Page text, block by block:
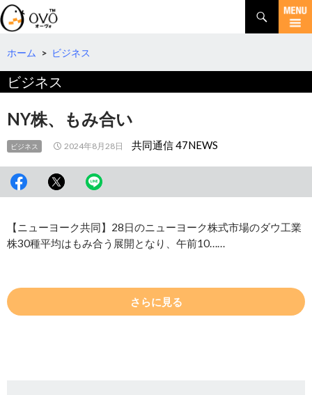
検
索
コ
テ
へ
移
動
ホーム > ビジネス
ビジネス
NY株、もみ合い
ビジネス 2024年8月28日 共同通信 47NEWS
【ニューヨーク共同】28日のニューヨーク株式市場のダウ工業
株30種平均はもみ合う展開となり、午前10……
さらに見る